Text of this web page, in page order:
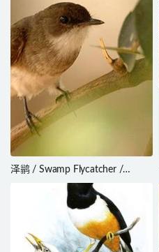
泽鹟 / Swamp Flycatcher /
Muscicapa aquatica